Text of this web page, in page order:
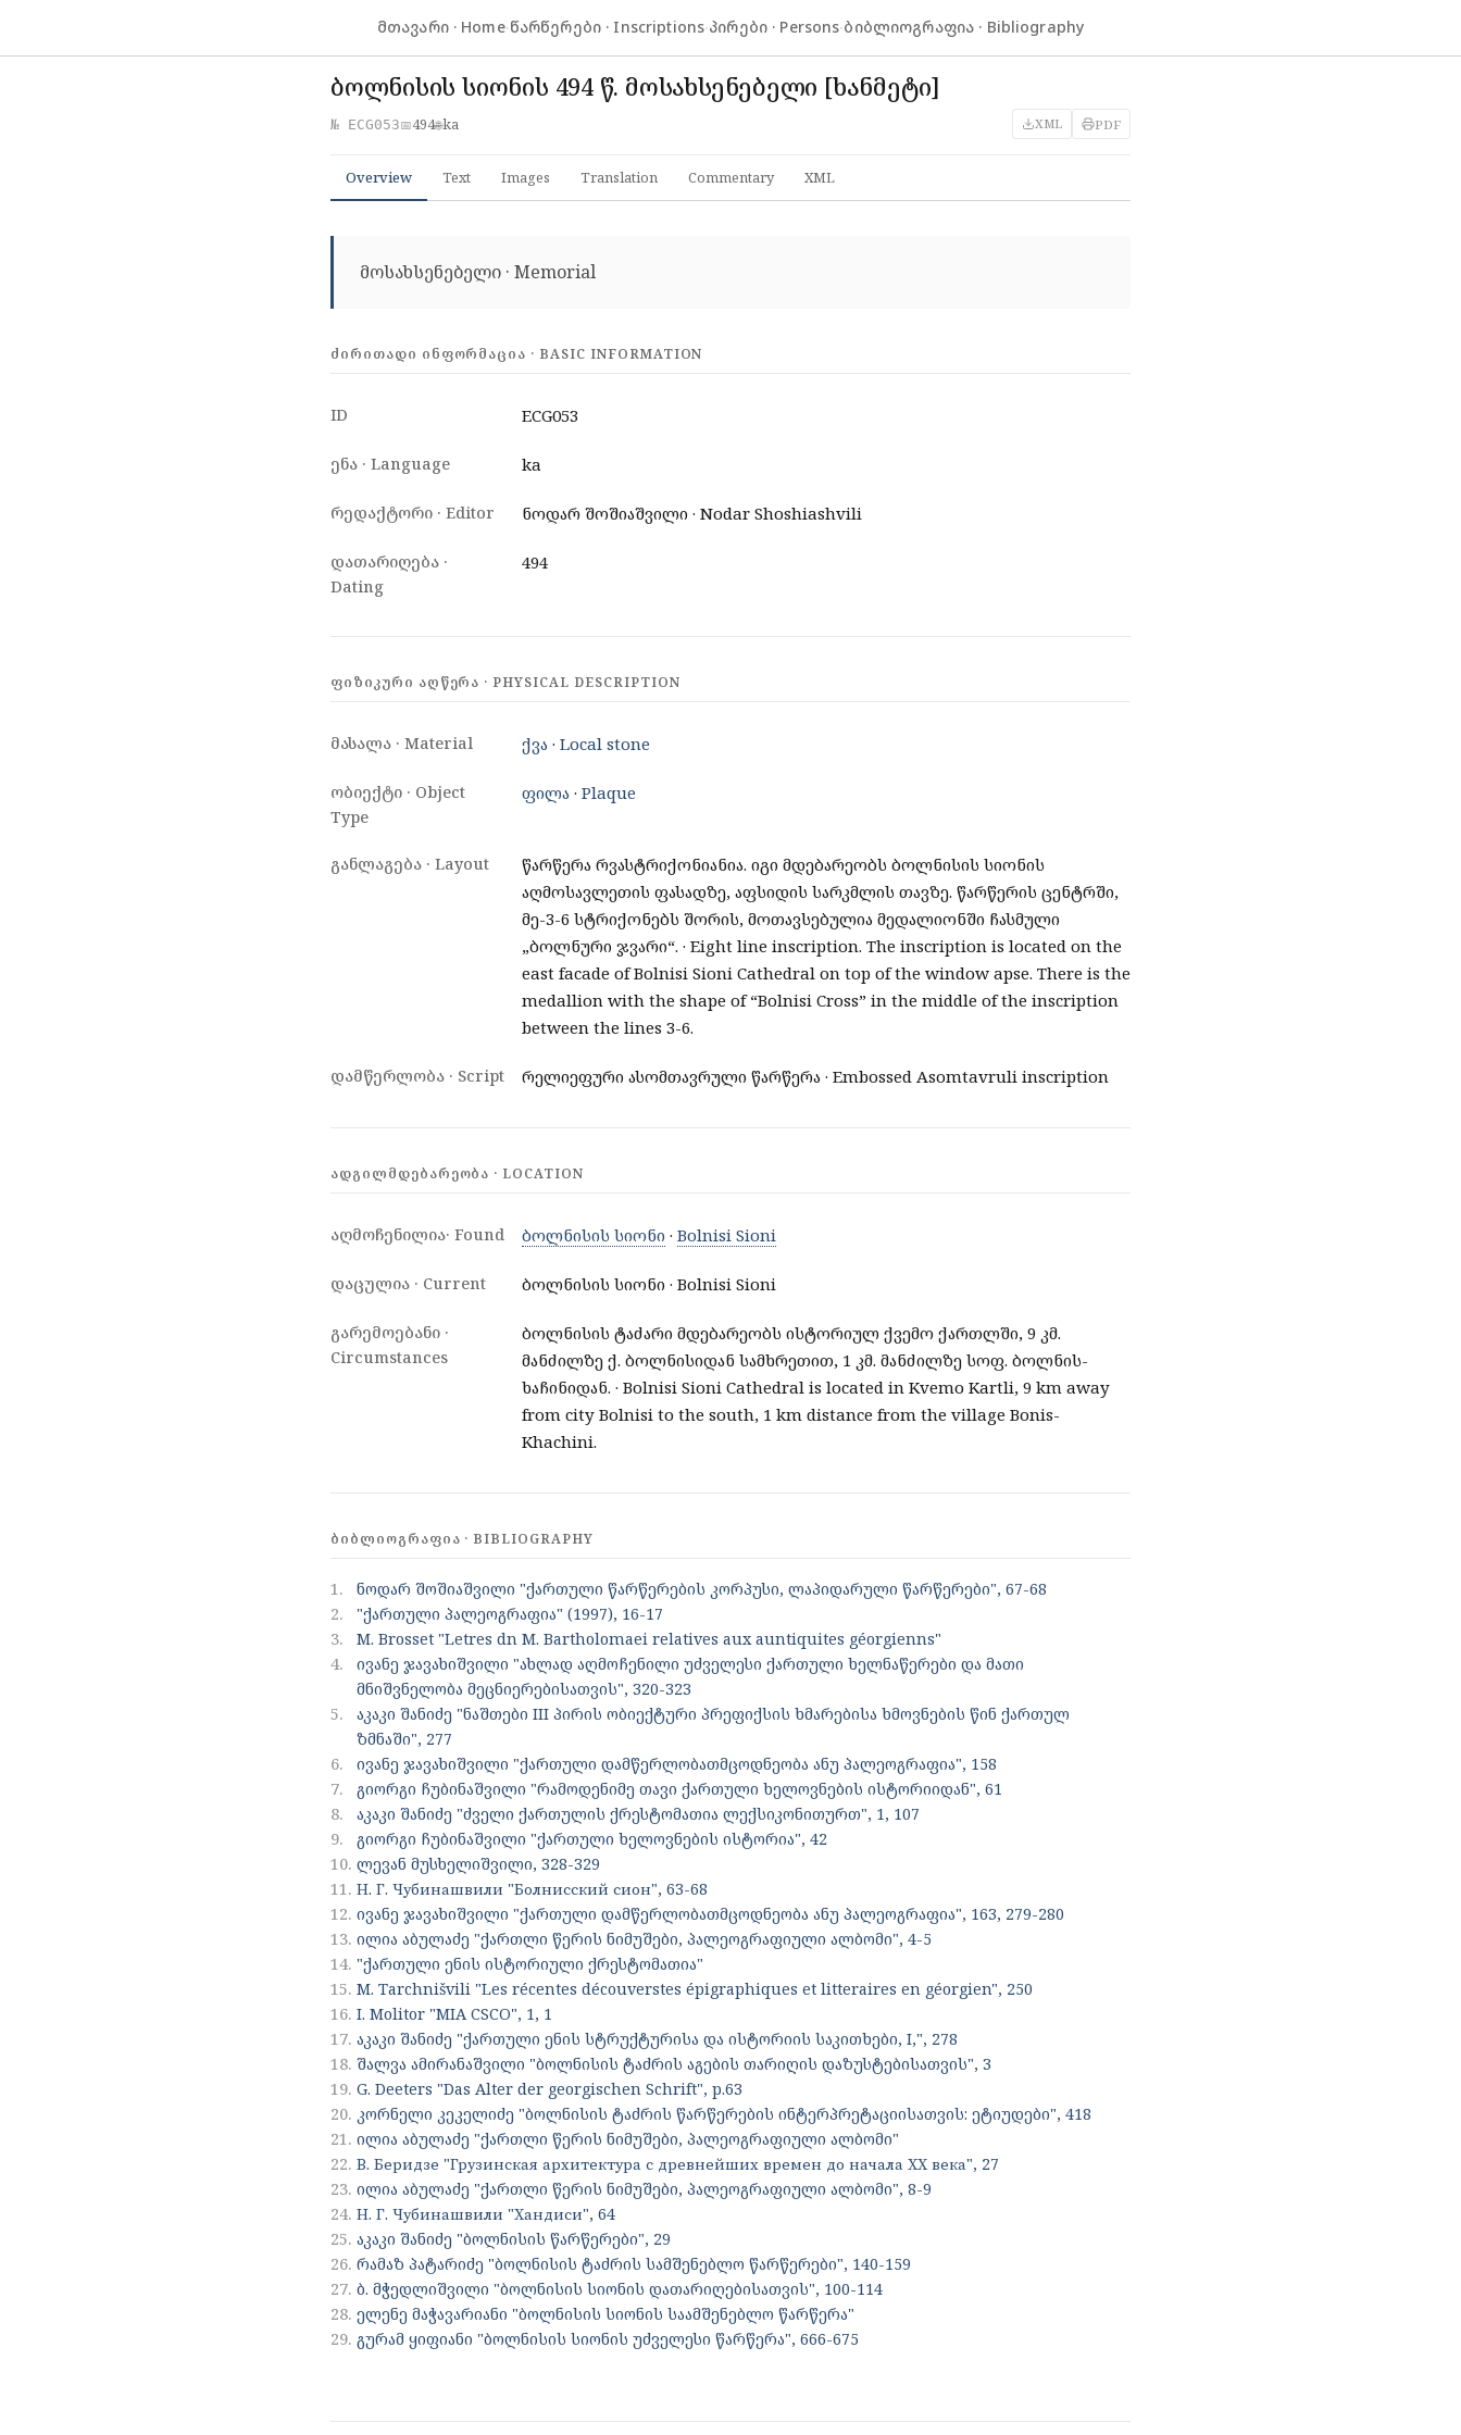
მთავარი · Home·წარწერები · Inscriptions·პირები · Persons·ბიბლიოგრაფია · Bibliography
ბოლნისის სიონის 494 წ. მოსახსენებელი [ხანმეტი]
№ ECG053📅494🌐ka XML PDF
Overview Text Images Translation Commentary XML
მოსახსენებელი · Memorial
ᲫᲘᲠᲘᲗᲐᲓᲘ ᲘᲜᲤᲝᲠᲛᲐᲪᲘᲐ · BASIC INFORMATION
ID ECG053
ენა · Language ka
რედაქტორი · Editor ნოდარ შოშიაშვილი · Nodar Shoshiashvili
დათარიღება ·
Dating
494
ᲤᲘᲖᲘᲙᲣᲠᲘ ᲐᲦᲬᲔᲠᲐ · PHYSICAL DESCRIPTION
მასალა · Material ქვა · Local stone
ობიექტი · Object
Type
ფილა · Plaque
განლაგება · Layout
წარწერა რვასტრიქონიანია. იგი მდებარეობს ბოლნისის სიონის
აღმოსავლეთის ფასადზე, აფსიდის სარკმლის თავზე. წარწერის ცენტრში,
მე-3-6 სტრიქონებს შორის, მოთავსებულია მედალიონში ჩასმული
„ბოლნური ჯვარი“. · Eight line inscription. The inscription is located on the
east facade of Bolnisi Sioni Cathedral on top of the window apse. There is the
medallion with the shape of “Bolnisi Cross” in the middle of the inscription
between the lines 3-6.
დამწერლობა · Script რელიეფური ასომთავრული წარწერა · Embossed Asomtavruli inscription
ᲐᲓᲒᲘᲚᲛᲓᲔᲑᲐᲠᲔᲝᲑᲐ · LOCATION
აღმოჩენილია· Found ბოლნისის სიონი · Bolnisi Sioni
დაცულია · Current ბოლნისის სიონი · Bolnisi Sioni
გარემოებანი ·
Circumstances
ბოლნისის ტაძარი მდებარეობს ისტორიულ ქვემო ქართლში, 9 კმ.
მანძილზე ქ. ბოლნისიდან სამხრეთით, 1 კმ. მანძილზე სოფ. ბოლნის-
ხაჩინიდან. · Bolnisi Sioni Cathedral is located in Kvemo Kartli, 9 km away
from city Bolnisi to the south, 1 km distance from the village Bonis-
Khachini.
ᲑᲘᲑᲚᲘᲝᲒᲠᲐᲤᲘᲐ · BIBLIOGRAPHY
1.
ნოდარ შოშიაშვილი "ქართული წარწერების კორპუსი, ლაპიდარული წარწერები", 67-68
2.
"ქართული პალეოგრაფია" (1997), 16-17
3.
M. Brosset "Letres dn M. Bartholomaei relatives aux auntiquites géorgienns"
4.
ივანე ჯავახიშვილი "ახლად აღმოჩენილი უძველესი ქართული ხელნაწერები და მათი
მნიშვნელობა მეცნიერებისათვის", 320-323
5.
აკაკი შანიძე "ნაშთები III პირის ობიექტური პრეფიქსის ხმარებისა ხმოვნების წინ ქართულ
ზმნაში", 277
6.
ივანე ჯავახიშვილი "ქართული დამწერლობათმცოდნეობა ანუ პალეოგრაფია", 158
7.
გიორგი ჩუბინაშვილი "რამოდენიმე თავი ქართული ხელოვნების ისტორიიდან", 61
8.
აკაკი შანიძე "ძველი ქართულის ქრესტომათია ლექსიკონითურთ", 1, 107
9.
გიორგი ჩუბინაშვილი "ქართული ხელოვნების ისტორია", 42
10. ლევან მუსხელიშვილი, 328-329
11. Н. Г. Чубинашвили "Болнисский сион", 63-68
12. ივანე ჯავახიშვილი "ქართული დამწერლობათმცოდნეობა ანუ პალეოგრაფია", 163, 279-280
13. ილია აბულაძე "ქართლი წერის ნიმუშები, პალეოგრაფიული ალბომი", 4-5
14. "ქართული ენის ისტორიული ქრესტომათია"
15. M. Tarchnišvili "Les récentes découverstes épigraphiques et litteraires en géorgien", 250
16. I. Molitor "MIA CSCO", 1, 1
17. აკაკი შანიძე "ქართული ენის სტრუქტურისა და ისტორიის საკითხები, I,", 278
18. შალვა ამირანაშვილი "ბოლნისის ტაძრის აგების თარიღის დაზუსტებისათვის", 3
19. G. Deeters "Das Alter der georgischen Schrift", p.63
20. კორნელი კეკელიძე "ბოლნისის ტაძრის წარწერების ინტერპრეტაციისათვის: ეტიუდები", 418
21. ილია აბულაძე "ქართლი წერის ნიმუშები, პალეოგრაფიული ალბომი"
22. В. Беридзе "Грузинская архитектура с древнейших времен до начала ΧΧ века", 27
23. ილია აბულაძე "ქართლი წერის ნიმუშები, პალეოგრაფიული ალბომი", 8-9
24. Н. Г. Чубинашвили "Хандиси", 64
25. აკაკი შანიძე "ბოლნისის წარწერები", 29
26. რამაზ პატარიძე "ბოლნისის ტაძრის სამშენებლო წარწერები", 140-159
27. ბ. მჭედლიშვილი "ბოლნისის სიონის დათარიღებისათვის", 100-114
28. ელენე მაჭავარიანი "ბოლნისის სიონის საამშენებლო წარწერა"
29. გურამ ყიფიანი "ბოლნისის სიონის უძველესი წარწერა", 666-675